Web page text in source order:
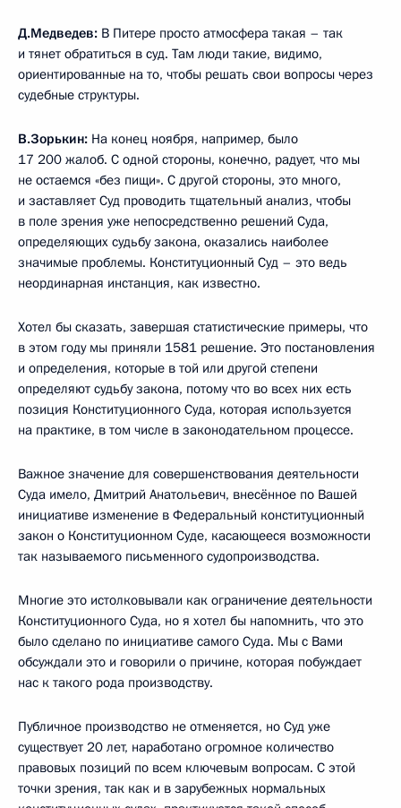
Д.Медведев: В Питере просто атмосфера такая – так
и тянет обратиться в суд. Там люди такие, видимо,
ориентированные на то, чтобы решать свои вопросы через
судебные структуры.
В.Зорькин: На конец ноября, например, было
17 200 жалоб. С одной стороны, конечно, радует, что мы
не остаемся «без пищи». С другой стороны, это много,
и заставляет Суд проводить тщательный анализ, чтобы
в поле зрения уже непосредственно решений Суда,
определяющих судьбу закона, оказались наиболее
значимые проблемы. Конституционный Суд – это ведь
неординарная инстанция, как известно.
Хотел бы сказать, завершая статистические примеры, что
в этом году мы приняли 1581 решение. Это постановления
и определения, которые в той или другой степени
определяют судьбу закона, потому что во всех них есть
позиция Конституционного Суда, которая используется
на практике, в том числе в законодательном процессе.
Важное значение для совершенствования деятельности
Суда имело, Дмитрий Анатольевич, внесённое по Вашей
инициативе изменение в Федеральный конституционный
закон о Конституционном Суде, касающееся возможности
так называемого письменного судопроизводства.
Многие это истолковывали как ограничение деятельности
Конституционного Суда, но я хотел бы напомнить, что это
было сделано по инициативе самого Суда. Мы с Вами
обсуждали это и говорили о причине, которая побуждает
нас к такого рода производству.
Публичное производство не отменяется, но Суд уже
существует 20 лет, наработано огромное количество
правовых позиций по всем ключевым вопросам. С этой
точки зрения, так как и в зарубежных нормальных